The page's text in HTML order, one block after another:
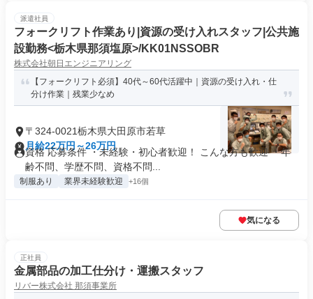
派遣社員
フォークリフト作業あり|資源の受け入れスタッフ|公共施
設勤務<栃木県那須塩原>/KK01NSSOBR
株式会社朝日エンジニアリング
【フォークリフト必須】40代～60代活躍中｜資源の受け入れ・仕
分け作業｜残業少なめ
〒324-0021栃木県大田原市若草
月給22万円～26万円
資格 応募条件 ・未経験・初心者歓迎！ こんな方も歓迎 ・年
齢不問、学歴不問、資格不問...
制服あり 業界未経験歓迎 +16個
気になる
正社員
金属部品の加工仕分け・運搬スタッフ
リバー株式会社 那須事業所